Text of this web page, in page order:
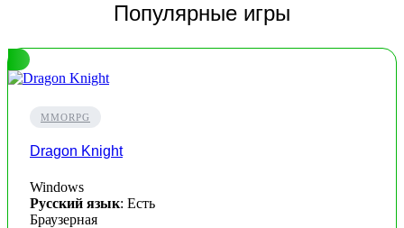
Популярные игры
MMORPG
Dragon Knight
Windows
Русский язык: Есть
Браузерная